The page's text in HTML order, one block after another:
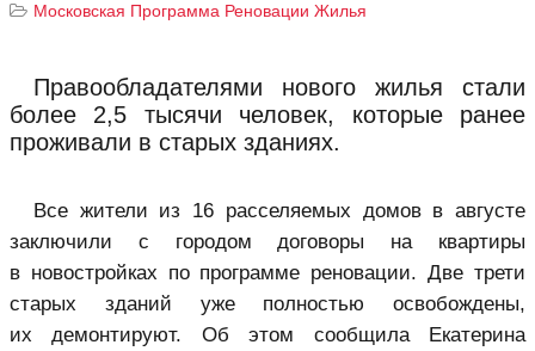
Московская Программа Реновации Жилья
Правообладателями нового жилья стали
более 2,5 тысячи человек, которые ранее
проживали в старых зданиях.
Все жители из 16 расселяемых домов в августе
заключили с городом договоры на квартиры
в новостройках по программе реновации. Две трети
старых зданий уже полностью освобождены,
их демонтируют. Об этом сообщила Екатерина